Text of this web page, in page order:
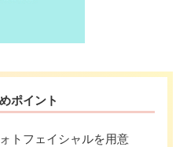
ポイント
トフェイシャルを用意